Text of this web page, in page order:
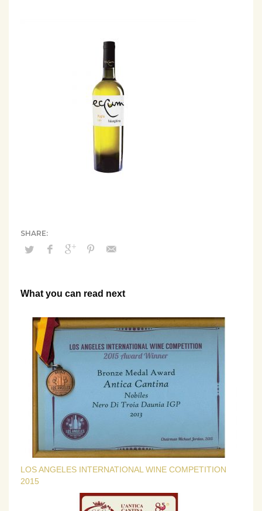
What you can read next
LOS ANGELES INTERNATIONAL WINE COMPETITION
2015